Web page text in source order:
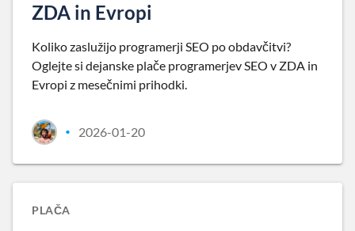
ZDA in Evropi
Koliko zaslužijo programerji SEO po obdavčitvi?
Oglejte si dejanske plače programerjev SEO v ZDA in
Evropi z mesečnimi prihodki.
• 2026-01-20
PLAČA